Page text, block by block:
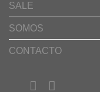
SALE
SOMOS
CONTACTO